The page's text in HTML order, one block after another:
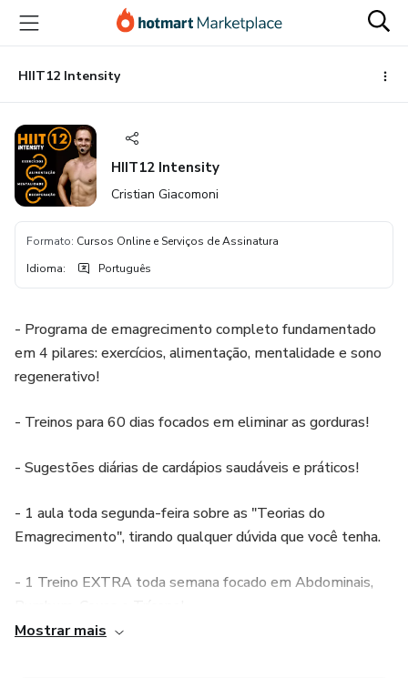
para
conteúdo
principal
para
pagamento
para
rodapé
HIIT12 Intensity
HIIT12 Intensity
Cristian Giacomoni
Formato: Cursos Online e Serviços de Assinatura
Idioma: Português
- Programa de emagrecimento completo fundamentado
em 4 pilares: exercícios, alimentação, mentalidade e sono
regenerativo!
- Treinos para 60 dias focados em eliminar as gorduras!
- Sugestões diárias de cardápios saudáveis e práticos!
- 1 aula toda segunda-feira sobre as "Teorias do
Emagrecimento", tirando qualquer dúvida que você tenha.
- 1 Treino EXTRA toda semana focado em Abdominais,
Mostrar mais